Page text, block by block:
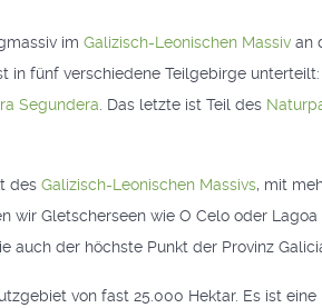
im Galizisch-Leonischen Massivan
in fünf verschiedene Teilgebirge
Segundera . Das letzte ist Teil des
des Galizisch-Leonischen Massivs, mit
wir Gletscherseen wie O Celo oder
auch der höchste Punkt der Provinz
von fast 25.000 Hektar. Es ist